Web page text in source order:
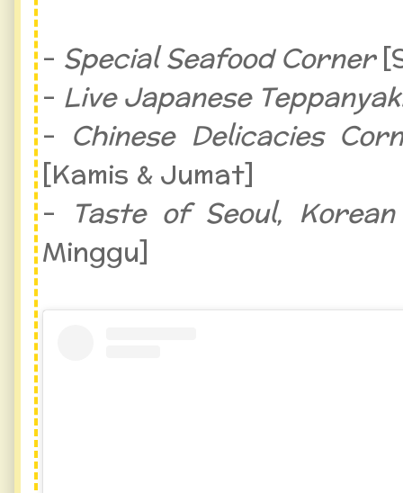
- Special Seafood Corner
- Live Japanese
- Chinese Delicacies
[Kamis & Jumat]
- Taste of Seoul,
Minggu]